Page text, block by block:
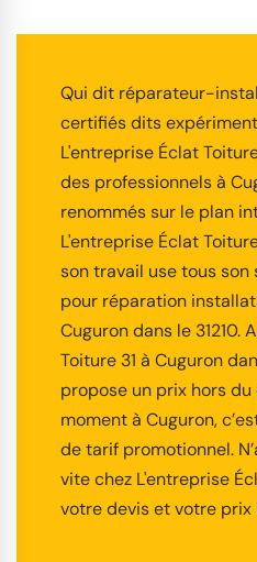
Qui dit réparateur-
certifiés dits
L'entreprise Éclat
des professionnels à
renommés sur le plan
L'entreprise Éclat
son travail use tous
pour réparation
Cuguron dans le 31210.
Toiture 31 à Cuguron
propose un prix hors du
moment à Cuguron,
de tarif promotionnel.
vite chez L'entreprise
votre devis et votre prix